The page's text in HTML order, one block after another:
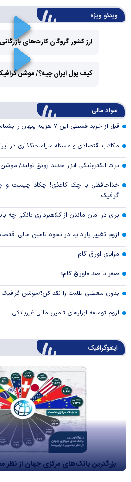
ویدئو ویژه
ارز کشور گروگان کارت‌های بازرگانی
کیف پول ایران چیه؟/ موشن
سواد مالی
قبل از خرید قسطی این ۷ هزینه پنهان را بشناسید
مکاتب اقتصادی و مسئله سیاست‌گذاری در
برات الکترونیکی ابزار جدید رونق تولید/
خداحافظی با چک کاغذی! چکاد چیست و
گرافیک
برای در امان ماندن از کلاهبرداری بانکی چه
لزوم تغییر پارادایم در نحوه تامین مالی
مزایای اوراق گام
صفر تا صد «اوراق گام»
بدون معطلی طلبت را نقد کن!/موشن گرافیک
لزوم توسعه ابزارهای تامین مالی غیربانکی
اینفوگرافیک
بزرگترین بانک‌های مرکزی جهان از نظر